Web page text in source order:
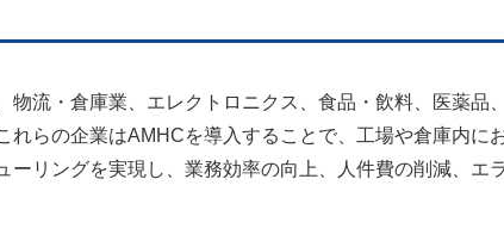
流・倉庫業、エレクトロニクス、食品・飲料、医薬品
れらの企業はAMHCを導入することで、工場や倉庫内に
リングを実現し、業務効率の向上、人件費の削減、エ